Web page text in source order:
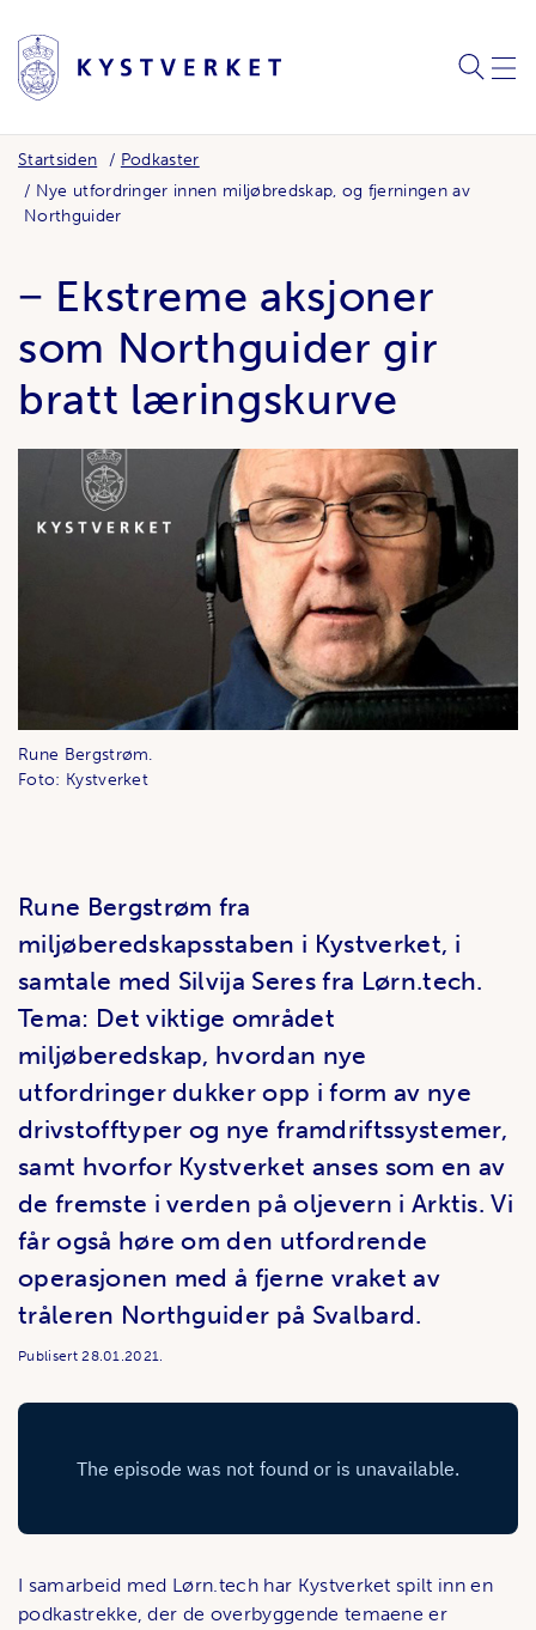
SØK
Startsiden
Podkaster
Nye utfordringer innen miljøbredskap, og fjerningen av
Northguider
− Ekstreme aksjoner
som Northguider gir
bratt læringskurve
Rune Bergstrøm.
Foto: Kystverket
Rune Bergstrøm fra
miljøberedskapsstaben i Kystverket, i
samtale med Silvija Seres fra Lørn.tech.
Tema: Det viktige området
miljøberedskap, hvordan nye
utfordringer dukker opp i form av nye
drivstofftyper og nye framdriftssystemer,
samt hvorfor Kystverket anses som en av
de fremste i verden på oljevern i Arktis. Vi
får også høre om den utfordrende
operasjonen med å fjerne vraket av
tråleren Northguider på Svalbard.
Publisert28.01.2021.
I samarbeid med Lørn.tech har Kystverket spilt inn en
podkastrekke, der de overbyggende temaene er